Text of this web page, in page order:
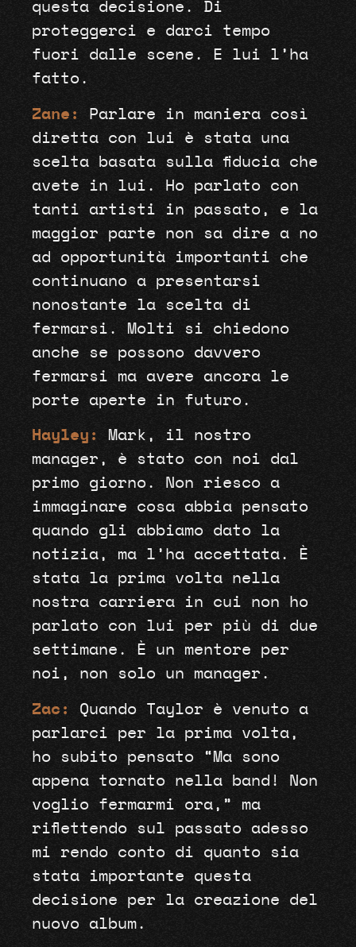
questa decisione. Di
proteggerci e darci tempo
fuori dalle scene. E lui l’ha
fatto.
Zane:
Parlare in maniera così
diretta con lui è stata una
scelta basata sulla fiducia che
avete in lui. Ho parlato con
tanti artisti in passato, e la
maggior parte non sa dire a no
ad opportunità importanti che
continuano a presentarsi
nonostante la scelta di
fermarsi. Molti si chiedono
anche se possono davvero
fermarsi ma avere ancora le
porte aperte in futuro.
Hayley:
Mark, il nostro
manager, è stato con noi dal
primo giorno. Non riesco a
immaginare cosa abbia pensato
quando gli abbiamo dato la
notizia, ma l’ha accettata. È
stata la prima volta nella
nostra carriera in cui non ho
parlato con lui per più di due
settimane. È un mentore per
noi, non solo un manager.
Zac:
Quando Taylor è venuto a
parlarci per la prima volta,
ho subito pensato “Ma sono
appena tornato nella band! Non
voglio fermarmi ora,” ma
riflettendo sul passato adesso
mi rendo conto di quanto sia
stata importante questa
decisione per la creazione del
nuovo album.